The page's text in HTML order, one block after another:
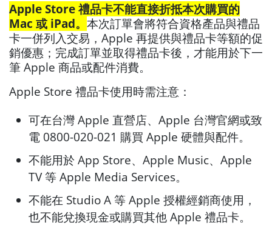
Apple Store 禮品卡不能直接折抵本次購買的
Mac 或 iPad。 本次訂單會將符合資格產品與禮品
卡一併列入交易，Apple 再提供與禮品卡等額的促
銷優惠；完成訂單並取得禮品卡後，才能用於下一
筆 Apple 商品或配件消費。
Apple Store 禮品卡使用時需注意：
可在台灣 Apple 直營店、Apple 台灣官網或致
電 0800-020-021 購買 Apple 硬體與配件。
不能用於 App Store、Apple Music、Apple
TV 等 Apple Media Services。
不能在 Studio A 等 Apple 授權經銷商使用，
也不能兌換現金或購買其他 Apple 禮品卡。